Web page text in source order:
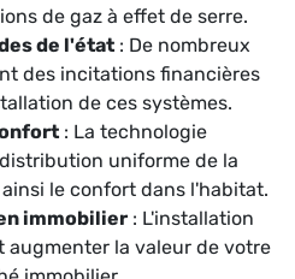
de gaz à effet de serre.
de l'état : De nombreux
des incitations financières
de ces systèmes.
: La technologie
uniforme de la
le confort dans l'habitat.
immobilier : L'installation
augmenter la valeur de votre